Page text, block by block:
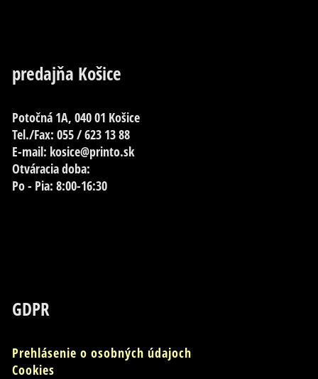
predajňa Košice
Potočná 1A, 040 01 Košice
Tel./Fax: 055 / 623 13 88
E-mail: kosice@printo.sk
Otváracia doba:
Po - Pia: 8:00-16:30
GDPR
Prehlásenie o osobných údajoch
Cookies